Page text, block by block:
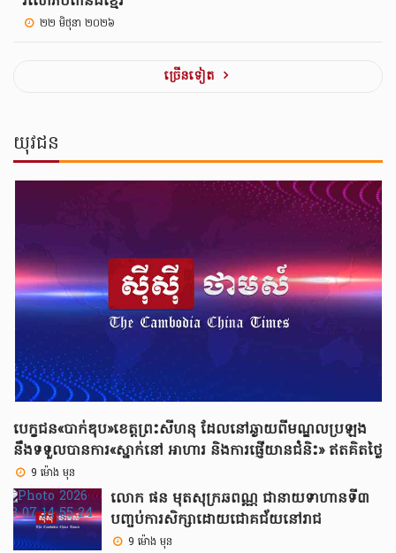
២២ មិថុនា ២០២៦
ច្រេីនទៀត
យុវជន
បេក្ខជន«បាក់ឌុប»ខេត្តព្រះសីហនុ ដែលនៅឆ្ងាយពីមណ្ឌលប្រឡង
នឹងទទួលបានការ«ស្នាក់នៅ អាហារ និងការផ្ញើយានជំនិះ» ឥតគិតថ្លៃ
9 ម៉ោង មុន
លោក ផន មុតសុក្រឆពណ្ណ ជានាយទាហានទី៣
បញ្ចប់ការសិក្សាដោយជោគជ័យនៅរាជ
បណ្ឌិតសភាយោធា Sandhurst ពីអង់គ្លេស
9 ម៉ោង មុន